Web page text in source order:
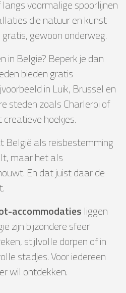
voormalige spoorlijnen
die natuur en kunst
gewoon onderweg.
in België? Beperk je dan
bieden gratis
in Luik, Brussel en
steden zoals Charleroi of
hoekjes.
België als reisbestemming
maar het als
En dat juist daar de
accommodaties liggen
zijn bijzondere sfeer
stijlvolle dorpen of in
stadjes. Voor iedereen
wil ontdekken.